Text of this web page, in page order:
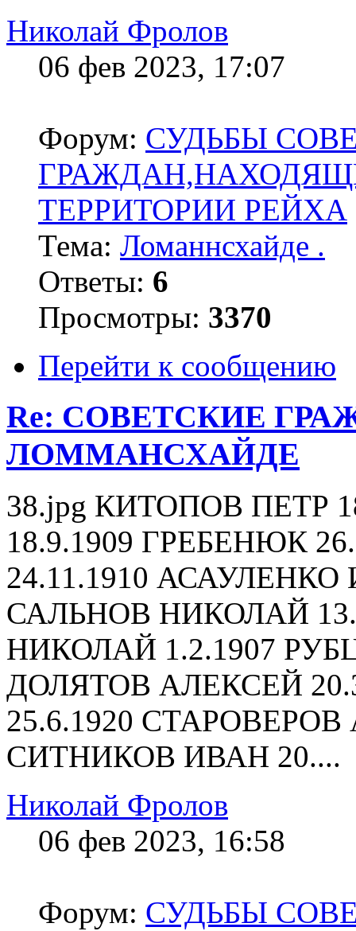
Николай Фролов
06 фев 2023, 17:07
Форум: СУДЬБЫ
ТЕРРИТОРИИ РЕЙХА
Тема: Ломаннсхайде .
Ответы: 6
Просмотры: 3370
Перейти к сообщению
Re: СОВЕТСКИЕ
ЛОММАНСХАЙДЕ
38.jpg КИТОПОВ ПЕТР
18.9.1909 ГРЕБЕНЮК
24.11.1910
САЛЬНОВ НИКОЛАЙ
НИКОЛАЙ 1.2.1907
ДОЛЯТОВ АЛЕКСЕЙ
25.6.1920 СТАРОВЕРОВ
СИТНИКОВ ИВАН 20....
Николай Фролов
06 фев 2023, 16:58
Форум: СУДЬБЫ